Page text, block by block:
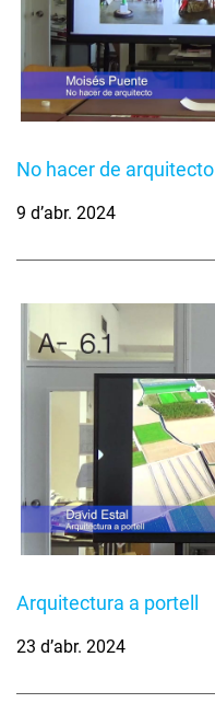
No hacer de arquitecto
9 d’abr. 2024
Arquitectura a portell
23 d’abr. 2024